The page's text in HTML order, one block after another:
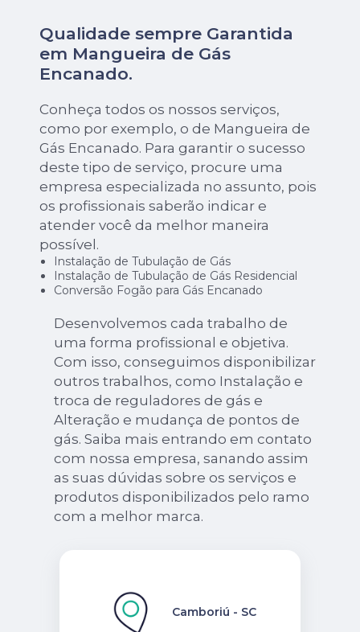
Qualidade sempre Garantida
em Mangueira de Gás
Encanado.
Conheça todos os nossos serviços,
como por exemplo, o de Mangueira de
Gás Encanado. Para garantir o sucesso
deste tipo de serviço, procure uma
empresa especializada no assunto, pois
os profissionais saberão indicar e
atender você da melhor maneira
possível.
Instalação de Tubulação de Gás
Instalação de Tubulação de Gás Residencial
Conversão Fogão para Gás Encanado
Desenvolvemos cada trabalho de
uma forma profissional e objetiva.
Com isso, conseguimos disponibilizar
outros trabalhos, como Instalação e
troca de reguladores de gás e
Alteração e mudança de pontos de
gás. Saiba mais entrando em contato
com nossa empresa, sanando assim
as suas dúvidas sobre os serviços e
produtos disponibilizados pelo ramo
com a melhor marca.
Camboriú - SC